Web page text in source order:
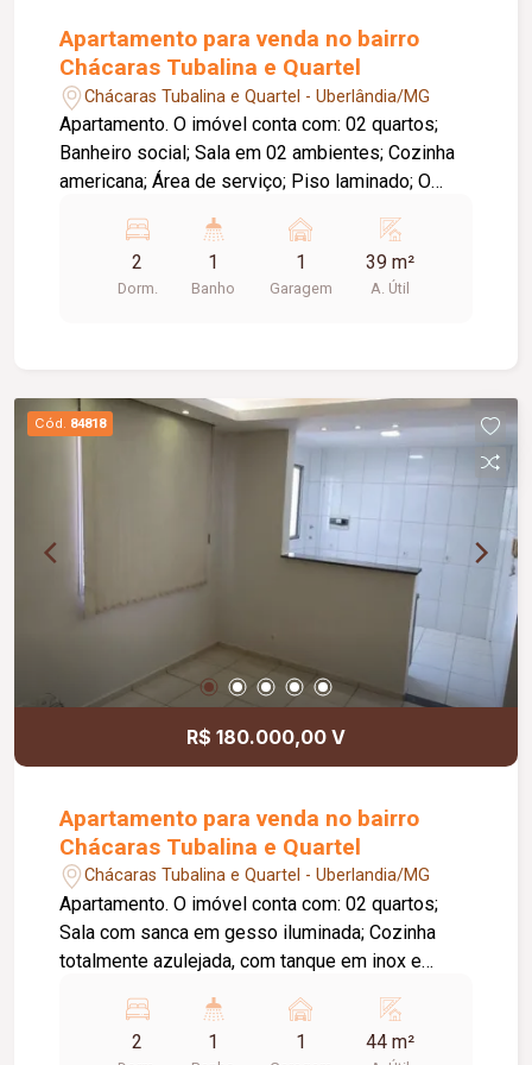
Apartamento para venda no bairro
Chácaras Tubalina e Quartel
Chácaras Tubalina e Quartel - Uberlândia/MG
Apartamento. O imóvel conta com: 02 quartos;
Banheiro social; Sala em 02 ambientes; Cozinha
americana; Área de serviço; Piso laminado; O
equipada; Ambientes funcionais e bem
distribuídos.
2
Dorm.
1
Banho
1
Garagem
39 m²
A. Útil
Cód. 84818
R$ 180.000,00 V
Apartamento para venda no bairro
Chácaras Tubalina e Quartel
Chácaras Tubalina e Quartel - Uberlandia/MG
Apartamento. O imóvel conta com: 02 quartos;
Sala com sanca em gesso iluminada; Cozinha
totalmente azulejada, com tanque em inox e
com box e revestimento em azulejo; Persianas
nos quartos e na sala; Garagem coberta; O
2 1 1 44 m²